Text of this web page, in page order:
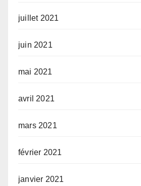
juillet 2021
juin 2021
mai 2021
avril 2021
mars 2021
février 2021
janvier 2021